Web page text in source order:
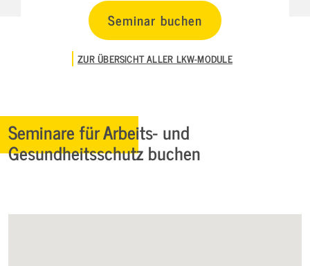
Seminar buchen
ZUR ÜBERSICHT ALLER LKW-MODULE
Seminare für Arbeits- und
Gesundheitsschutz buchen